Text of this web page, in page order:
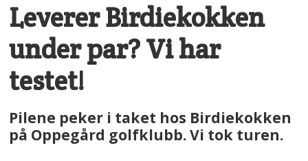
Leverer Birdiekokken
under par? Vi har
testet!
Pilene peker i taket hos Birdiekokken
på Oppegård golfklubb. Vi tok turen.